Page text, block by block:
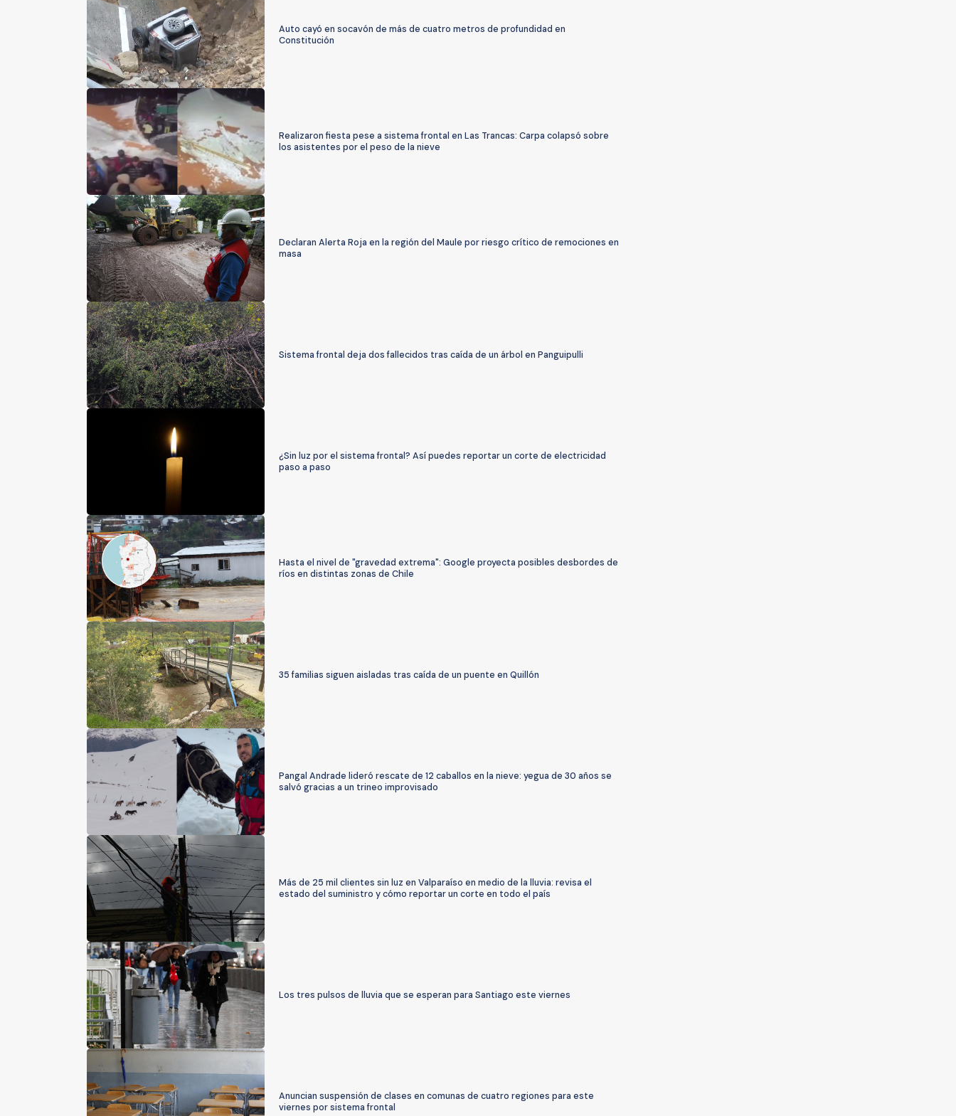
Auto cayó en socavón de más de cuatro metros de profundidad en
Constitución
Realizaron fiesta pese a sistema frontal en Las Trancas: Carpa colapsó sobre
los asistentes por el peso de la nieve
Declaran Alerta Roja en la región del Maule por riesgo crítico de remociones en
masa
Sistema frontal deja dos fallecidos tras caída de un árbol en Panguipulli
¿Sin luz por el sistema frontal? Así puedes reportar un corte de electricidad
paso a paso
Hasta el nivel de "gravedad extrema": Google proyecta posibles desbordes de
ríos en distintas zonas de Chile
35 familias siguen aisladas tras caída de un puente en Quillón
Pangal Andrade lideró rescate de 12 caballos en la nieve: yegua de 30 años se
salvó gracias a un trineo improvisado
Más de 25 mil clientes sin luz en Valparaíso en medio de la lluvia: revisa el
estado del suministro y cómo reportar un corte en todo el país
Los tres pulsos de lluvia que se esperan para Santiago este viernes
Anuncian suspensión de clases en comunas de cuatro regiones para este
viernes por sistema frontal